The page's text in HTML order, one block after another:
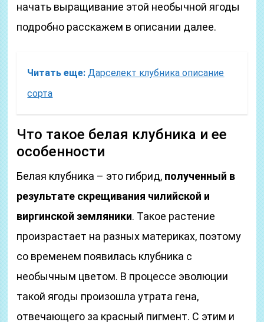
начать выращивание этой необычной ягоды
подробно расскажем в описании далее.
Читать еще: Дарселект клубника описание
сорта
Что такое белая клубника и ее
особенности
Белая клубника – это гибрид, полученный в
результате скрещивания чилийской и
виргинской земляники. Такое растение
произрастает на разных материках, поэтому
со временем появилась клубника с
необычным цветом. В процессе эволюции
такой ягоды произошла утрата гена,
отвечающего за красный пигмент. С этим и